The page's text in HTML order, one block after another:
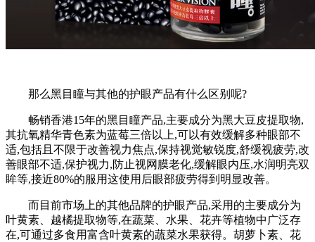
那么黑目瞳与其他的护眼产品有什么区别呢?
畅销香港15年的黑目瞳产品,主要成分为黑大豆皮提取物,
其抗氧精华青色素为蓝莓三倍以上,可以有效缓解多种眼部不
适,包括且不限于改善视力焦点,保持视觉敏锐度,舒缓视疲劳,改
善眼部不适,保护视力,防止视网膜老化,缓解眼内压,水润明亮双
眸等,接近80%的服用这使用后眼部疲劳得到明显改善。
而目前市场上的其他品牌的护眼产品,采用的主要成分为
叶黄素、越橘提取物等,在蔬菜、水果、花卉等植物中广泛存
在,可通过多食用富含叶黄素的蔬菜水果获得。胡萝卜素、花